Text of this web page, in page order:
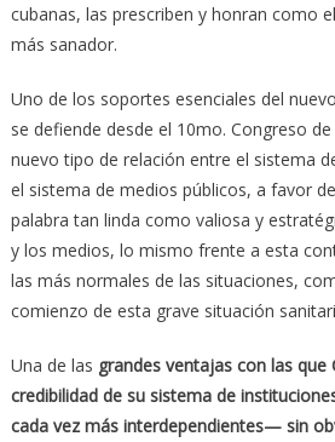
cubanas, las prescriben y honran como
más sanador.
Uno de los soportes esenciales del
se defiende desde el 10mo. Congreso
nuevo tipo de relación entre el sistema
el sistema de medios públicos, a favor
palabra tan linda como valiosa y
y los medios, lo mismo frente a esta
las más normales de las situaciones,
comienzo de esta grave situación
Una de las grandes ventajas con las
credibilidad de su sistema de
cada vez más interdependientes— sin